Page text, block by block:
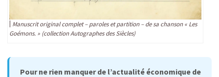
Manuscrit original complet – paroles et partition – de sa chanson « Les
Goémons. » (collection Autographes des Siècles)
Pour ne rien manquer de l’actualité économique de